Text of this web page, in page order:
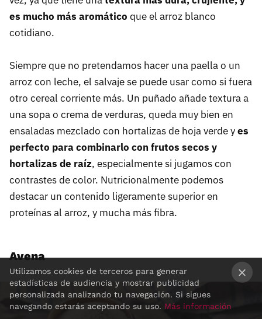
es mucho más aromático que el arroz blanco
cotidiano.
Siempre que no pretendamos hacer una paella o un
arroz con leche, el salvaje se puede usar como si fuera
otro cereal corriente más. Un puñado añade textura a
una sopa o crema de verduras, queda muy bien en
ensaladas mezclado con hortalizas de hoja verde yes
perfecto para combinarlo con frutos secos y
hortalizas de raíz, especialmente si jugamos con
contrastes de color. Nutricionalmente podemos
destacar un contenido ligeramente superior en
proteínas al arroz, y mucha más fibra.
Avena
Utilizamos cookies de terceros para generar
estadísticas de audiencia y mostrar publicidad
personalizada analizando tu navegación. Si sigues
navegando estarás aceptando su uso. Más información